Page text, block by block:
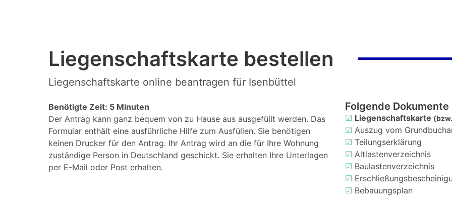
Liegenschaftskarte bestellen
Liegenschaftskarte online beantragen für Isenbüttel
Benötigte Zeit: 5 Minuten
Der Antrag kann ganz bequem von zu Hause aus ausgefüllt werden. Das
Formular enthält eine ausführliche Hilfe zum Ausfüllen. Sie benötigen
keinen Drucker für den Antrag. Ihr Antrag wird an die für Ihre Wohnung
zuständige Person in Deutschland geschickt. Sie erhalten Ihre Unterlagen
per E-Mail oder Post erhalten.
Folgende
☑ Liegenschaftskarte
☑ Auszug vom
☑ Teilungserklärung
☑ Altlastenverzeichnis
☑ Baulastenverzeichnis
☑
☑ Bebauungsplan